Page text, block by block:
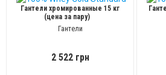
Гантели хромированные 15 кг
(цена за пару)
Гантели
2 522 грн